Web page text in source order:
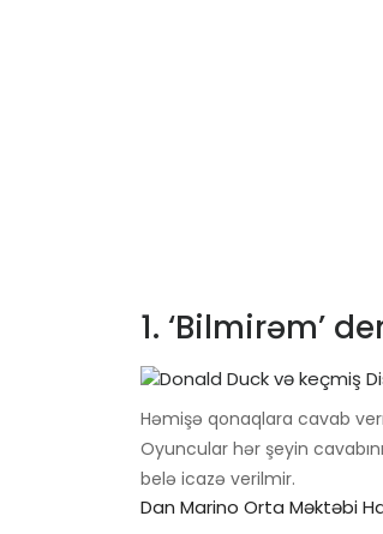
1. ‘Bilmirəm’
Həmişə qonaqlara cavab
Oyuncular hər şeyin
belə icazə verilmir.
Dan Marino Orta Məktəbi